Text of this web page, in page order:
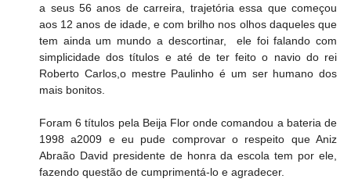
a seus 56 anos de carreira, trajetória essa que começou
aos 12 anos de idade, e com brilho nos olhos daqueles que
tem ainda um mundo a descortinar,  ele foi falando com
simplicidade dos títulos e até de ter feito o navio do rei
Roberto Carlos,o mestre Paulinho é um ser humano dos
mais bonitos.
Foram 6 títulos pela Beija Flor onde comandou a bateria de
1998 a2009 e eu pude comprovar o respeito que Aniz
Abraão David presidente de honra da escola tem por ele,
fazendo questão de cumprimentá-lo e agradecer.